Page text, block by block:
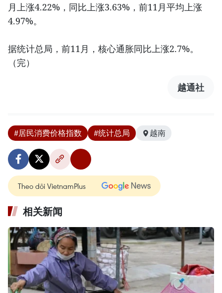
月上涨4.22%，同比上涨3.63%，前11月平均上涨
4.97%。
据统计总局，前11月，核心通胀同比上涨2.7%。
（完）
越通社
#居民消费价格指数 #统计总局 越南
Theo dõi VietnamPlus
相关新闻